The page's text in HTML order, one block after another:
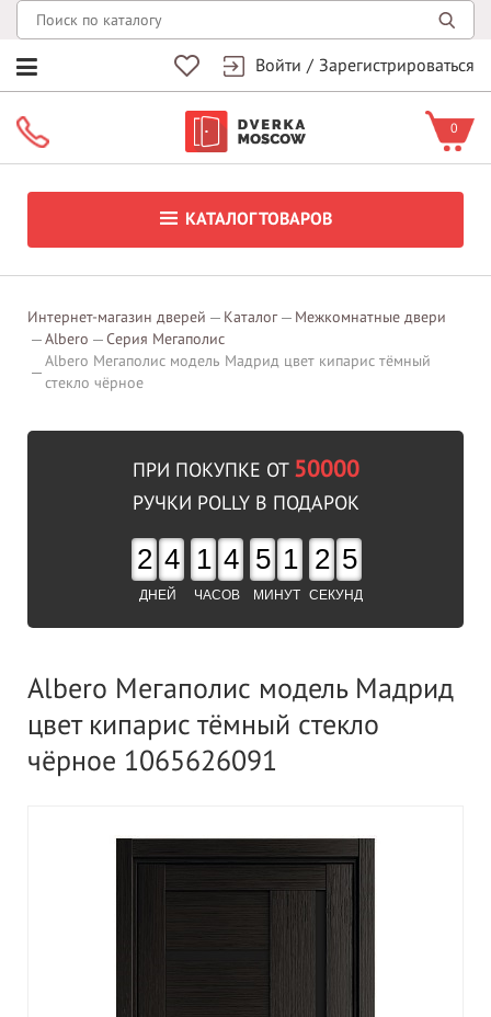
Войти / Зарегистрироваться
0
КАТАЛОГ ТОВАРОВ
Интернет-магазин дверей Каталог
Межкомнатные двери
Albero
Серия Мегаполис
Albero Мегаполис модель Мадрид цвет кипарис тёмный
стекло чёрное
ПРИ ПОКУПКЕ ОТ 50000
РУЧКИ POLLY В ПОДАРОК
2 4
ДНЕЙ
1 4
ЧАСОВ
5 1
МИНУТ
2 4
СЕКУНД
Albero Мегаполис модель Мадрид
цвет кипарис тёмный стекло
чёрное 1065626091